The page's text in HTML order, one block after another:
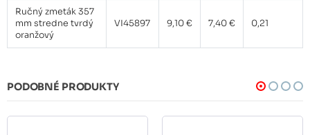
Ručný zmeták 357
mm stredne tvrdý
oranžový
VI45897 9,10 € 7,40 € 0,21
PODOBNÉ PRODUKTY